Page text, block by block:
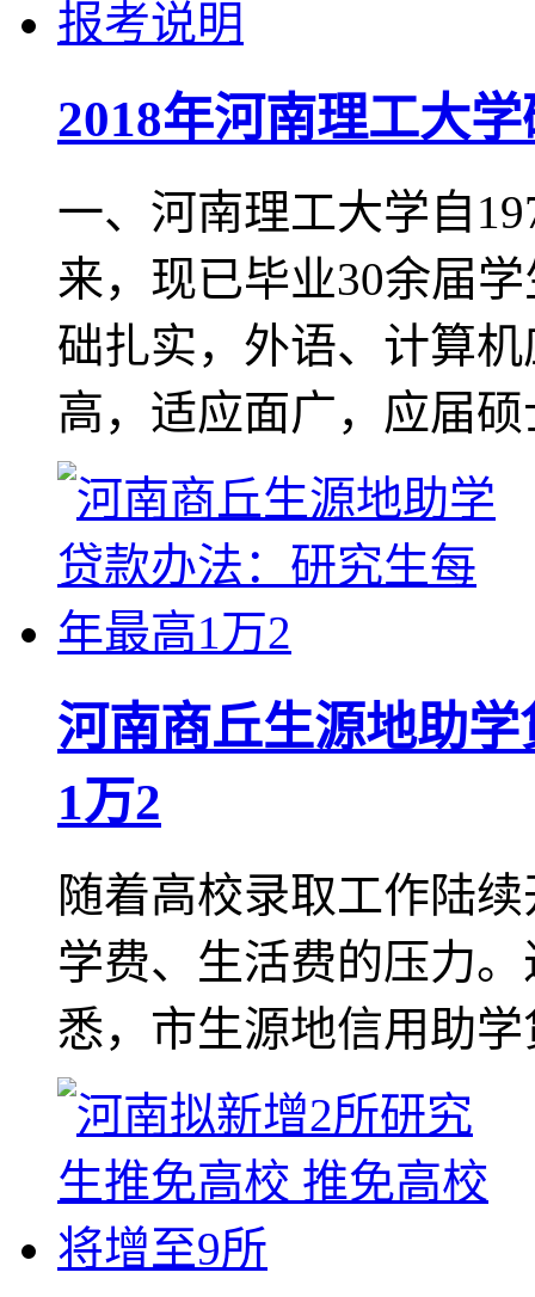
2018年河南理工大
一、河南理工大学自
来，现已毕业30余届
础扎实，外语、计算
高，适应面广，应届
河南商丘生源地助
1万2
随着高校录取工作陆
学费、生活费的压力
悉，市生源地信用助